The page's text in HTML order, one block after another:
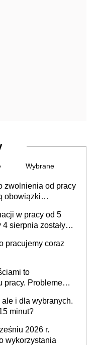
Wybrane
zwolnienia od pracy
obowiązki
w pracy od 5
sierpnia zostały
pracujemy coraz
to
pracy. Problemem
systemu i
i dla wybranych.
minut?
2026 r.
wykorzystania